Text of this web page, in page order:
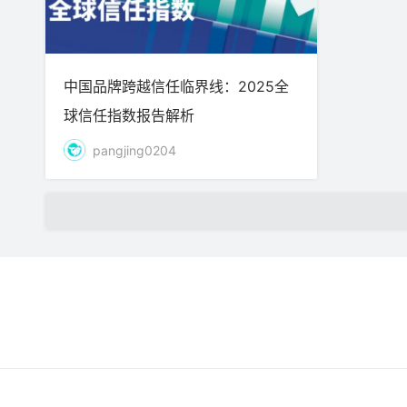
中国品牌跨越信任临界线：2025全
球信任指数报告解析
pangjing0204